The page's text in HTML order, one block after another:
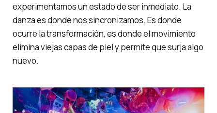
experimentamos un estado de ser inmediato. La
danza es donde nos sincronizamos. Es donde
ocurre la transformación, es donde el movimiento
elimina viejas capas de piel y permite que surja algo
nuevo.